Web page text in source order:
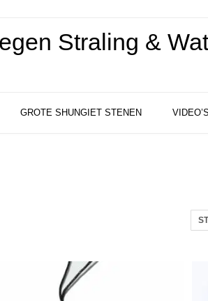
Straling &
GROTE SHUNGIET STENEN VIDEO’S